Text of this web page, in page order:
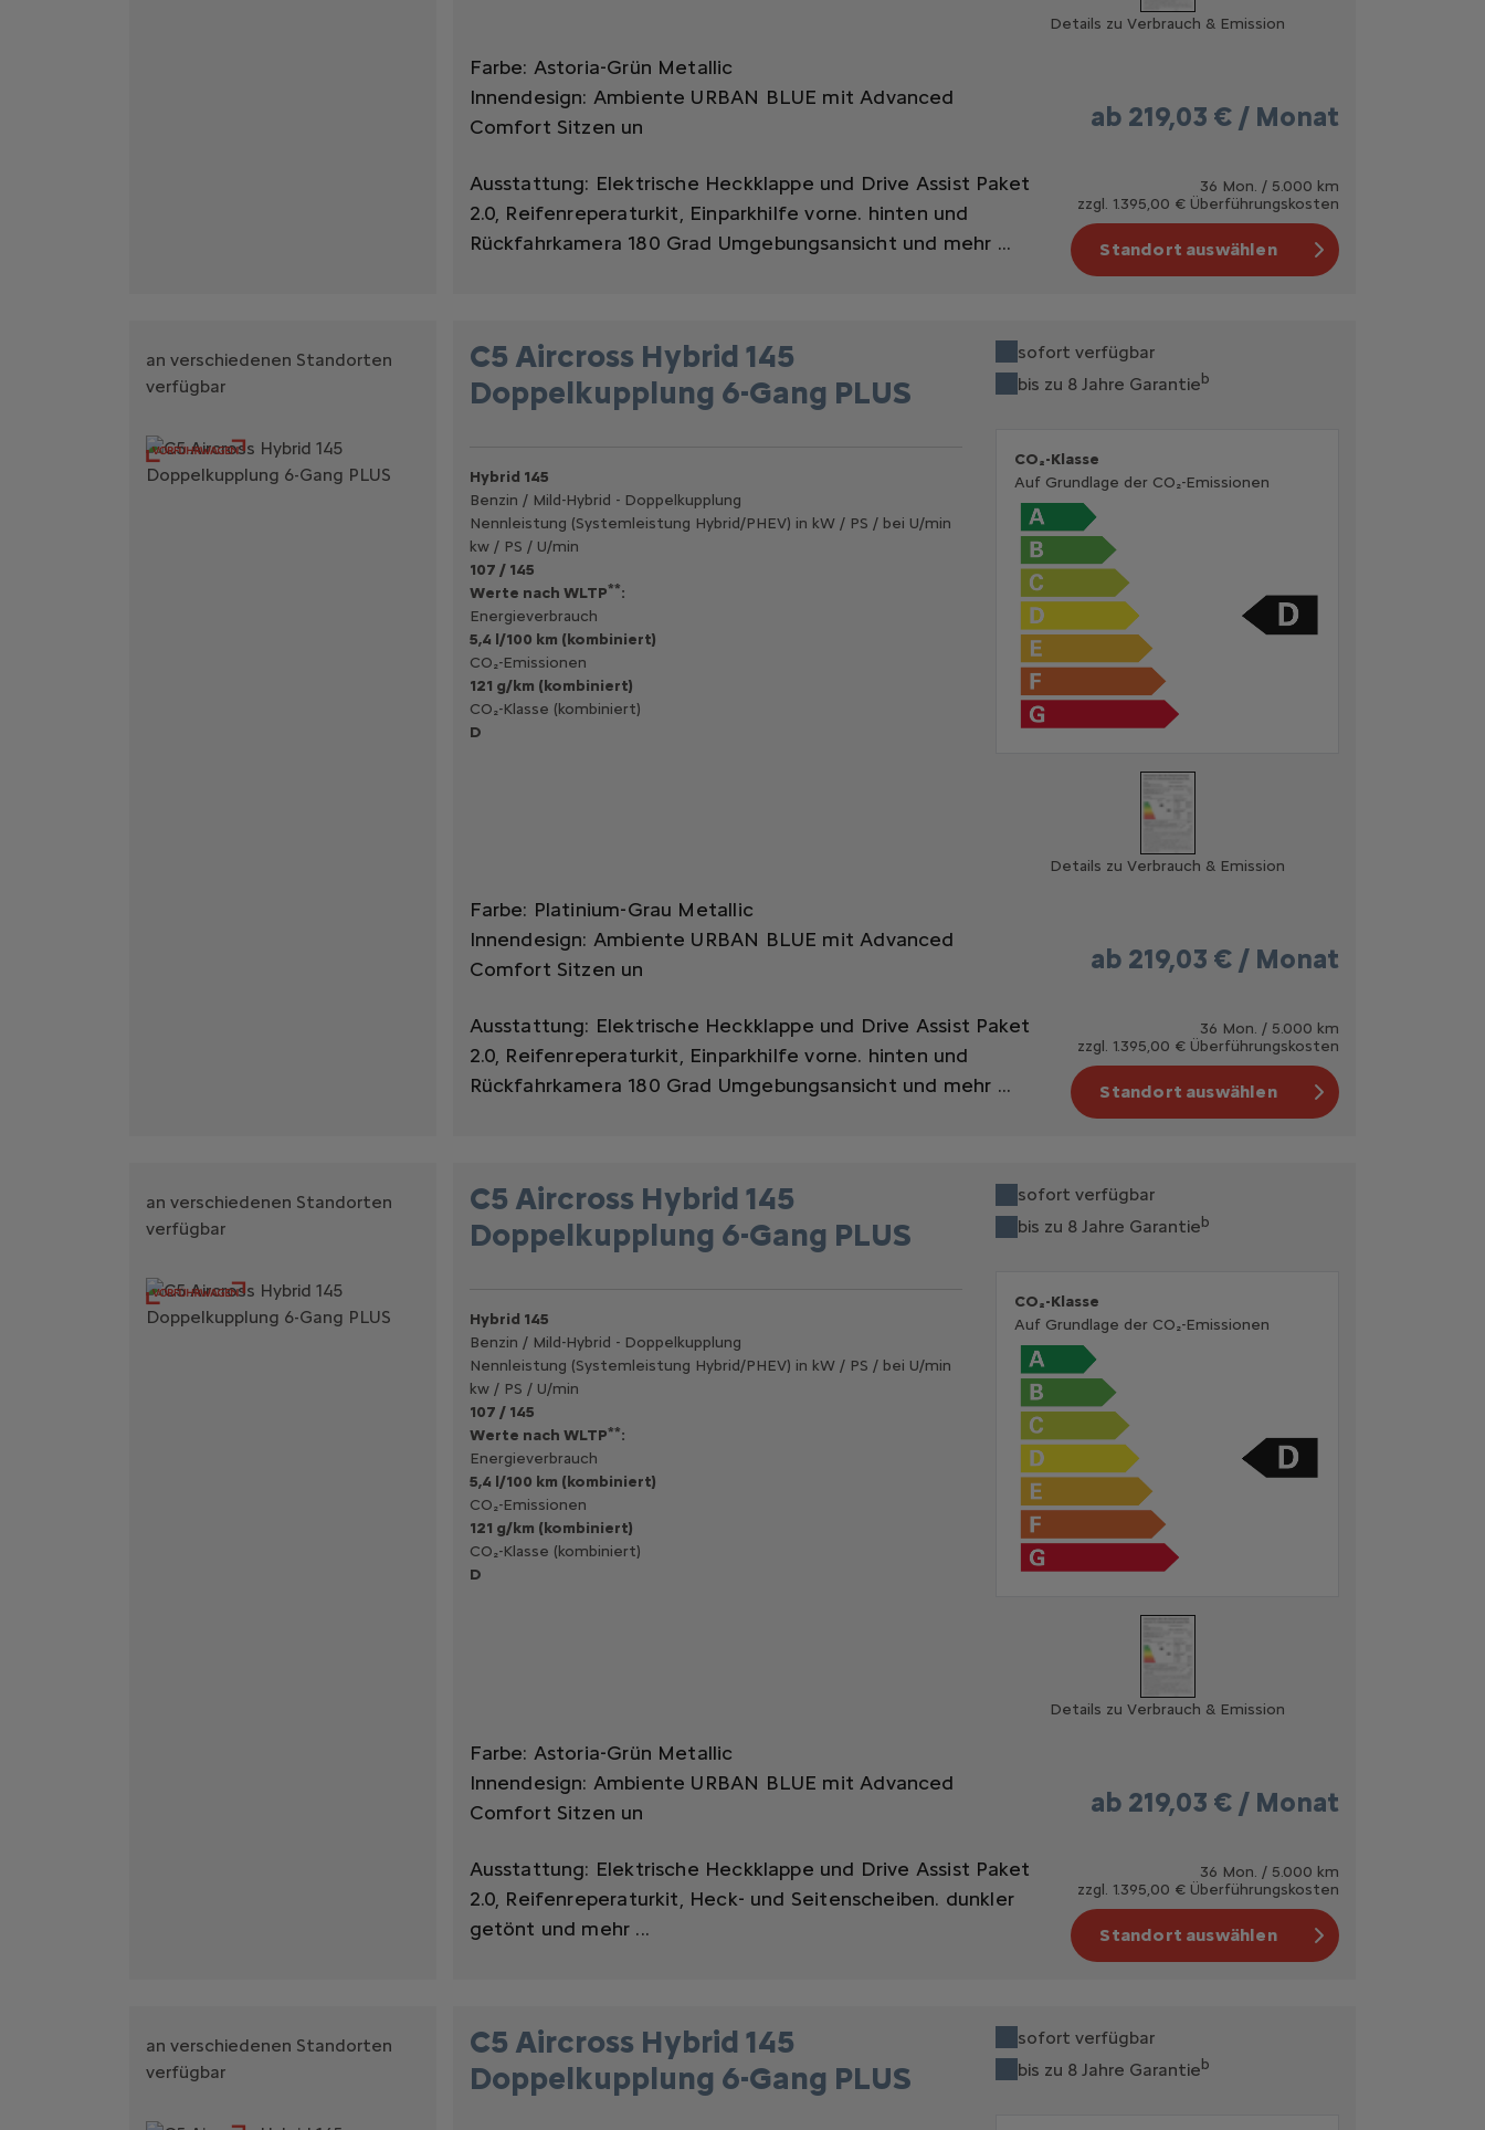
Details zu Verbrauch & Emission
Farbe: Astoria-Grün Metallic
Innendesign: Ambiente URBAN BLUE mit Advanced
Comfort Sitzen un
Ausstattung: Elektrische Heckklappe und Drive Assist Paket
2.0, Reifenreperaturkit, Einparkhilfe vorne. hinten und
Rückfahrkamera 180 Grad Umgebungsansicht und mehr ...
ab 219,03 € / Monat
36 Mon. / 5.000 km
zzgl. 1.395,00 € Überführungskosten
Standort auswählen
an verschiedenen Standorten
verfügbar
C5 Aircross Hybrid 145
Doppelkupplung 6-Gang PLUS
sofort verfügbar
bis zu 8 Jahre Garantieb
Hybrid 145
Benzin / Mild-Hybrid - Doppelkupplung
Nennleistung (Systemleistung Hybrid/PHEV) in kW / PS / bei U/min
kw / PS / U/min
107 / 145
Werte nach WLTP**:
Energieverbrauch
5,4 l/100 km (kombiniert)
CO₂-Emissionen
121 g/km (kombiniert)
CO₂-Klasse (kombiniert)
D
CO₂-Klasse
Auf Grundlage der CO₂-Emissionen
Details zu Verbrauch & Emission
Farbe: Platinium-Grau Metallic
Innendesign: Ambiente URBAN BLUE mit Advanced
Comfort Sitzen un
Ausstattung: Elektrische Heckklappe und Drive Assist Paket
2.0, Reifenreperaturkit, Einparkhilfe vorne. hinten und
Rückfahrkamera 180 Grad Umgebungsansicht und mehr ...
ab 219,03 € / Monat
36 Mon. / 5.000 km
zzgl. 1.395,00 € Überführungskosten
Standort auswählen
an verschiedenen Standorten
verfügbar
C5 Aircross Hybrid 145
Doppelkupplung 6-Gang PLUS
sofort verfügbar
bis zu 8 Jahre Garantieb
Hybrid 145
Benzin / Mild-Hybrid - Doppelkupplung
Nennleistung (Systemleistung Hybrid/PHEV) in kW / PS / bei U/min
kw / PS / U/min
107 / 145
Werte nach WLTP**:
Energieverbrauch
5,4 l/100 km (kombiniert)
CO₂-Emissionen
121 g/km (kombiniert)
CO₂-Klasse (kombiniert)
D
CO₂-Klasse
Auf Grundlage der CO₂-Emissionen
Details zu Verbrauch & Emission
Farbe: Astoria-Grün Metallic
Innendesign: Ambiente URBAN BLUE mit Advanced
Comfort Sitzen un
Ausstattung: Elektrische Heckklappe und Drive Assist Paket
2.0, Reifenreperaturkit, Heck- und Seitenscheiben. dunkler
getönt und mehr ...
ab 219,03 € / Monat
36 Mon. / 5.000 km
zzgl. 1.395,00 € Überführungskosten
Standort auswählen
an verschiedenen Standorten
verfügbar
C5 Aircross Hybrid 145
Doppelkupplung 6-Gang PLUS
sofort verfügbar
bis zu 8 Jahre Garantieb